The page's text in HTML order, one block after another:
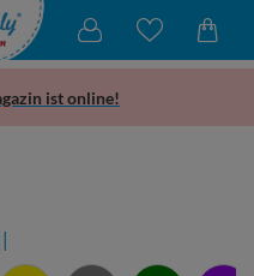
ist online!